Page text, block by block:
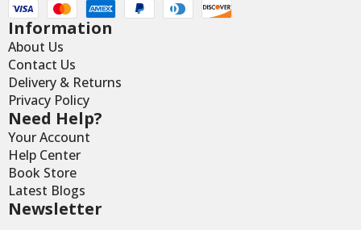
Information
About Us
Contact Us
Delivery & Returns
Privacy Policy
Need Help?
Your Account
Help Center
Book Store
Latest Blogs
Newsletter